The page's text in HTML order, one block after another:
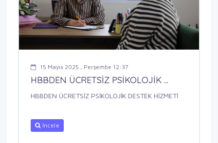
15 Mayıs 2025 , Perşembe 12:37
HBBDEN ÜCRETSİZ PSİKOLOJİK ...
HBBDEN ÜCRETSİZ PSİKOLOJİK DESTEK HİZMETİ
İncele